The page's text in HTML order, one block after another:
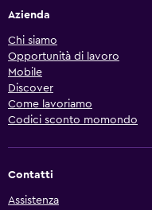
Azienda
Chi siamo
Opportunità di lavoro
Mobile
Discover
Come lavoriamo
Codici sconto momondo
Contatti
Assistenza